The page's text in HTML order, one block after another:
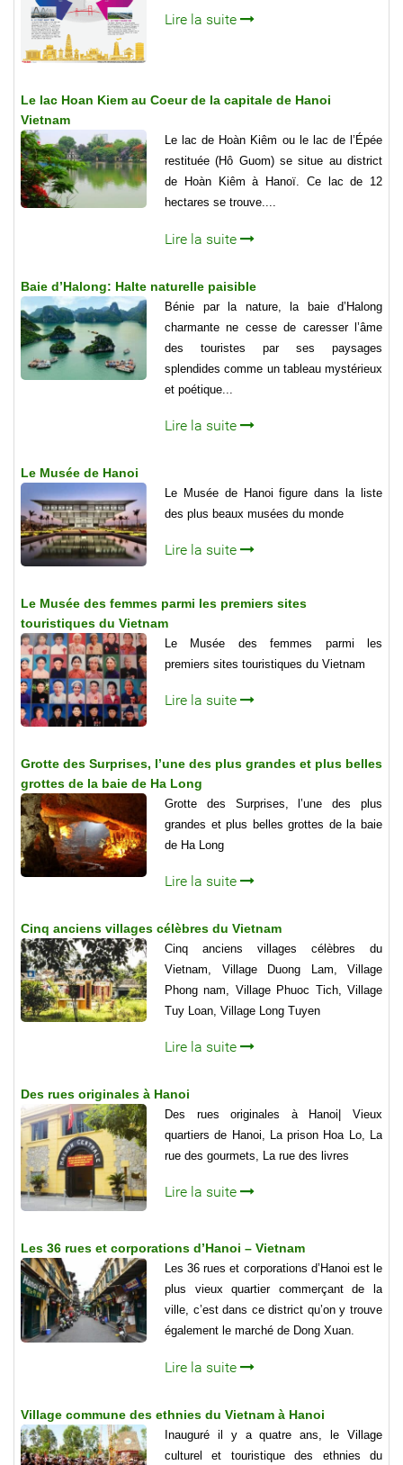
Lire la suite
Le lac Hoan Kiem au Coeur de la capitale de Hanoi
Vietnam
Le lac de Hoàn Kiêm ou le lac de l’Épée
restituée (Hô Guom) se situe au district
de Hoàn Kiêm à Hanoï. Ce lac de 12
hectares se trouve....
Lire la suite
Baie d’Halong: Halte naturelle paisible
Bénie par la nature, la baie d’Halong
charmante ne cesse de caresser l’âme
des touristes par ses paysages
splendides comme un tableau mystérieux
et poétique...
Lire la suite
Le Musée de Hanoi
Le Musée de Hanoi figure dans la liste
des plus beaux musées du monde
Lire la suite
Le Musée des femmes parmi les premiers sites
touristiques du Vietnam
Le Musée des femmes parmi les
premiers sites touristiques du Vietnam
Lire la suite
Grotte des Surprises, l’une des plus grandes et plus belles
grottes de la baie de Ha Long
Grotte des Surprises, l’une des plus
grandes et plus belles grottes de la baie
de Ha Long
Lire la suite
Cinq anciens villages célèbres du Vietnam
Cinq anciens villages célèbres du
Vietnam, Village Duong Lam, Village
Phong nam, Village Phuoc Tich, Village
Tuy Loan, Village Long Tuyen
Lire la suite
Des rues originales à Hanoi
Des rues originales à Hanoi| Vieux
quartiers de Hanoi, La prison Hoa Lo, La
rue des gourmets, La rue des livres
Lire la suite
Les 36 rues et corporations d’Hanoi – Vietnam
Les 36 rues et corporations d’Hanoi est le
plus vieux quartier commerçant de la
ville, c’est dans ce district qu’on y trouve
également le marché de Dong Xuan.
Lire la suite
Village commune des ethnies du Vietnam à Hanoi
Inauguré il y a quatre ans, le Village
culturel et touristique des ethnies du